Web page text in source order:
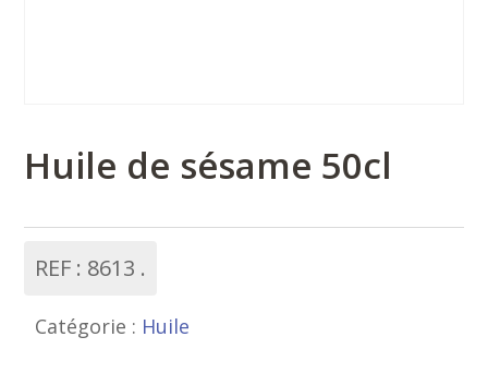
Huile de sésame 50cl
REF : 8613
Catégorie : Huile